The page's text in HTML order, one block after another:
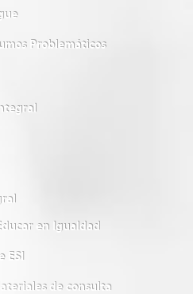
Problemáticos
en Igualdad
ESI
de consulta